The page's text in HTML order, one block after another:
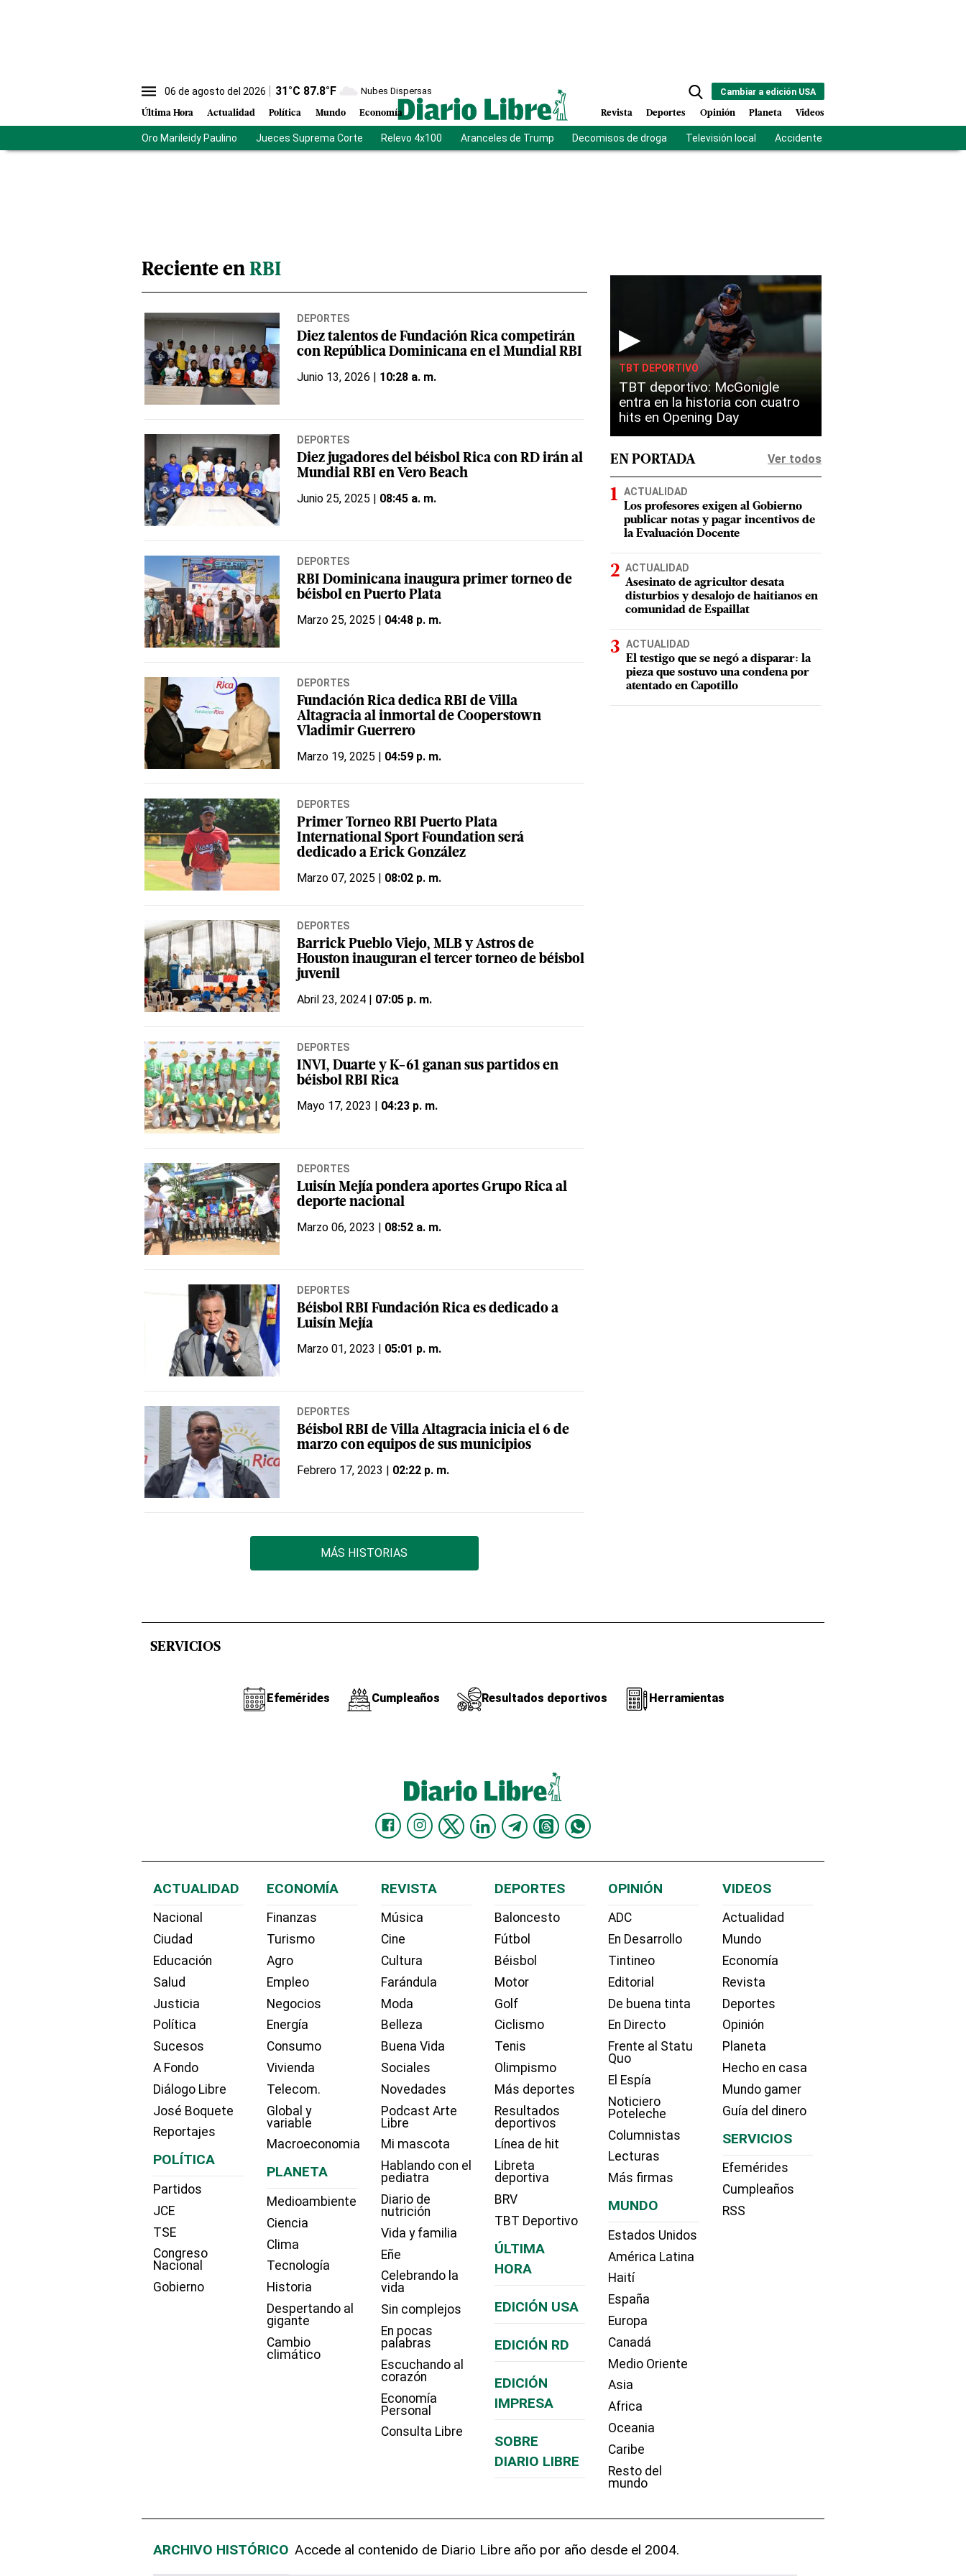
06 de agosto del 2026 31 °C 87.8°F Nubes Dispersas
Última Hora Actualidad Política Mundo Economía
Cambiar a edición USA
Revista Deportes Opinión Planeta Videos
Oro Marileidy Paulino Jueces Suprema Corte Relevo 4x100 Aranceles de Trump Decomisos de droga Televisión local Accidente Los Ríos
Reciente en RBI
DEPORTES
Diez talentos de Fundación Rica competirán
con República Dominicana en el Mundial RBI
Junio 13, 2026 | 10:28 a. m.
DEPORTES
Diez jugadores del béisbol Rica con RD irán al
Mundial RBI en Vero Beach
Junio 25, 2025 | 08:45 a. m.
DEPORTES
RBI Dominicana inaugura primer torneo de
béisbol en Puerto Plata
Marzo 25, 2025 | 04:48 p. m.
DEPORTES
Fundación Rica dedica RBI de Villa
Altagracia al inmortal de Cooperstown
Vladimir Guerrero
Marzo 19, 2025 | 04:59 p. m.
DEPORTES
Primer Torneo RBI Puerto Plata
International Sport Foundation será
dedicado a Erick González
Marzo 07, 2025 | 08:02 p. m.
DEPORTES
Barrick Pueblo Viejo, MLB y Astros de
Houston inauguran el tercer torneo de béisbol
juvenil
Abril 23, 2024 | 07:05 p. m.
DEPORTES
INVI, Duarte y K-61 ganan sus partidos en
béisbol RBI Rica
Mayo 17, 2023 | 04:23 p. m.
DEPORTES
Luisín Mejía pondera aportes Grupo Rica al
deporte nacional
Marzo 06, 2023 | 08:52 a. m.
DEPORTES
Béisbol RBI Fundación Rica es dedicado a
Luisín Mejía
Marzo 01, 2023 | 05:01 p. m.
DEPORTES
Béisbol RBI de Villa Altagracia inicia el 6 de
marzo con equipos de sus municipios
Febrero 17, 2023 | 02:22 p. m.
MÁS HISTORIAS
▶
TBT DEPORTIVO
TBT deportivo: McGonigle
entra en la historia con cuatro
hits en Opening Day
EN PORTADA Ver todos
ACTUALIDAD
Los profesores exigen al Gobierno
publicar notas y pagar incentivos de
la Evaluación Docente
ACTUALIDAD
Asesinato de agricultor desata
disturbios y desalojo de haitianos en
comunidad de Espaillat
ACTUALIDAD
El testigo que se negó a disparar: la
pieza que sostuvo una condena por
atentado en Capotillo
SERVICIOS
Efemérides Cumpleaños Resultados deportivos Herramientas
ACTUALIDAD
Nacional
Ciudad
Educación
Salud
Justicia
Política
Sucesos
A Fondo
Diálogo Libre
José Boquete
Reportajes
POLÍTICA
Partidos
JCE
TSE
Congreso
Nacional
Gobierno
ECONOMÍA
Finanzas
Turismo
Agro
Empleo
Negocios
Energía
Consumo
Vivienda
Telecom.
Global y
variable
Macroeconomia
PLANETA
Medioambiente
Ciencia
Clima
Tecnología
Historia
Despertando al
gigante
Cambio
climático
REVISTA
Música
Cine
Cultura
Farándula
Moda
Belleza
Buena Vida
Sociales
Novedades
Podcast Arte
Libre
Mi mascota
Hablando con el
pediatra
Diario de
nutrición
Vida y familia
Eñe
Celebrando la
vida
Sin complejos
En pocas
palabras
Escuchando al
corazón
Economía
Personal
Consulta Libre
DEPORTES
Baloncesto
Fútbol
Béisbol
Motor
Golf
Ciclismo
Tenis
Olimpismo
Más deportes
Resultados
deportivos
Línea de hit
Libreta
deportiva
BRV
TBT Deportivo
ÚLTIMA
HORA
EDICIÓN USA
EDICIÓN RD
EDICIÓN
IMPRESA
SOBRE
DIARIO LIBRE
OPINIÓN
ADC
En Desarrollo
Tintineo
Editorial
De buena tinta
En Directo
Frente al Statu
Quo
El Espía
Noticiero
Poteleche
Columnistas
Lecturas
Más firmas
MUNDO
Estados Unidos
América Latina
Haití
España
Europa
Canadá
Medio Oriente
Asia
Africa
Oceania
Caribe
Resto del
mundo
VIDEOS
Actualidad
Mundo
Economía
Revista
Deportes
Opinión
Planeta
Hecho en casa
Mundo gamer
Guía del dinero
SERVICIOS
Efemérides
Cumpleaños
RSS
ARCHIVO HISTÓRICO Accede al contenido de Diario Libre año por año desde el 2004.